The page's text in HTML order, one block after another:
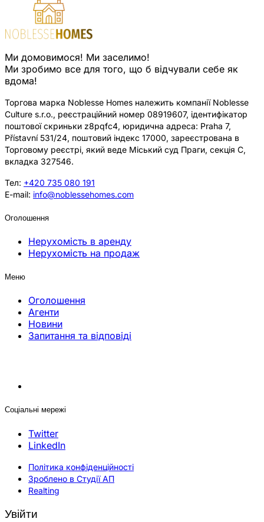
Ми домовимося! Ми заселимо!
Ми зробимо все для того, що б відчували себе як
вдома!
Торгова марка Noblesse Homes належить компанії Noblesse
Culture s.r.o., реєстраційний номер 08919607, ідентифікатор
поштової скриньки z8pqfc4, юридична адреса: Praha 7,
Přístavní 531/24, поштовий індекс 17000, зареєстрована в
Торговому реєстрі, який веде Міський суд Праги, секція C,
вкладка 327546.
Тел: +420 735 080 191
E-mail: info@noblessehomes.com
Оголошення
Нерухомість в аренду
Нерухомість на продаж
Меню
Оголошення
Агенти
Новини
Запитання та відповіді
Соціальні мережі
Twitter
LinkedIn
Політика конфіденційності
Зроблено в Студії АП
Realting
Увійти